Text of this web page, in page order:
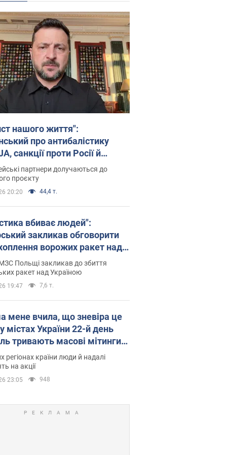
нашого життя":
про антибалістику
санкції проти Росії й
аграріїв. Відео
партнери долучаються до
проєкту
20:20 44,4 т.
вбиває людей":
закликав обговорити
ворожих ракет над
Польщі закликав до збиття
ракет над Україною
19:47 7,6 т.
мене вчила, що зневіра це
містах України 22-й день
тривають масові мітинги
Федорова. Фото і
регіонах країни люди й надалі
на акції
23:05 948